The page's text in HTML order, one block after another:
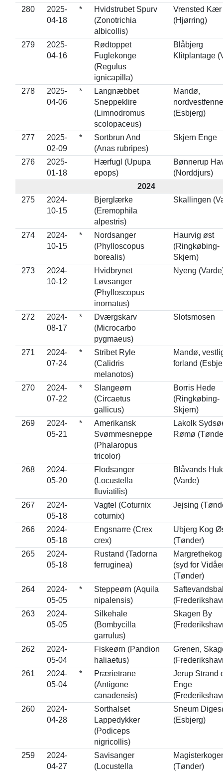
280
2025-
04-18
*
Hvidstrubet Spurv
(Zonotrichia
albicollis)
Vrensted Kær
(Hjørring)
279
2025-
04-16
Rødtoppet
Fuglekonge
(Regulus
ignicapilla)
Blåbjerg
Klitplantage
278
2025-
04-06
*
Langnæbbet
Sneppeklire
(Limnodromus
scolopaceus)
Mandø,
(Esbjerg)
277
2025-
02-09
*
Sortbrun And
(Anas rubripes)
Skjern Enge
276
2025-
01-18
Hærfugl (Upupa
epops)
Bønnerup
(Norddjurs)
2024
275
2024-
10-15
Bjerglærke
(Eremophila
alpestris)
Skallingen
274
2024-
10-15
*
Nordsanger
(Phylloscopus
borealis)
Haurvig øst
(Ringkøbing-
Skjern)
273
2024-
10-12
Hvidbrynet
Løvsanger
(Phylloscopus
inornatus)
Nyeng
272
2024-
08-17
*
Dværgskarv
(Microcarbo
pygmaeus)
Slotsmosen
271
2024-
07-24
*
Stribet Ryle
(Calidris
melanotos)
Mandø,
forland
270
2024-
07-22
*
Slangeørn
(Circaetus
gallicus)
Borris Hede
(Ringkøbing-
Skjern)
269
2024-
05-21
*
Amerikansk
Svømmesneppe
(Phalaropus
tricolor)
Lakolk
Rømø
268
2024-
05-20
Flodsanger
(Locustella
fluviatilis)
Blåvands Huk
(Varde)
267
2024-
05-18
Vagtel (Coturnix
coturnix)
Jejsing
266
2024-
05-18
Engsnarre (Crex
crex)
Ubjerg Kog
(Tønder)
265
2024-
05-18
Rustand (Tadorna
ferruginea)
(syd for
(Tønder)
264
2024-
05-05
*
Steppeørn (Aquila
nipalensis)
263
2024-
05-05
Silkehale
(Bombycilla
garrulus)
Skagen By
262
2024-
05-04
Fiskeørn (Pandion
haliaetus)
Grenen,
261
2024-
05-04
*
Prærietrane
(Antigone
canadensis)
Jerup Strand
Enge
260
2024-
04-28
Sorthalset
Lappedykker
(Podiceps
nigricollis)
Sneum
(Esbjerg)
259
2024-
04-27
Savisanger
(Locustella
(Tønder)